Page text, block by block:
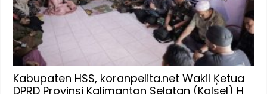
Kartini
Masih
Terjaga,
Kartoyo
Apresiasi
Masyarakat
Kabupaten HSS, koranpelita.net Wakil Ķetua
DPRD Provinsi Kalimantan Selatan (Kalsel) H